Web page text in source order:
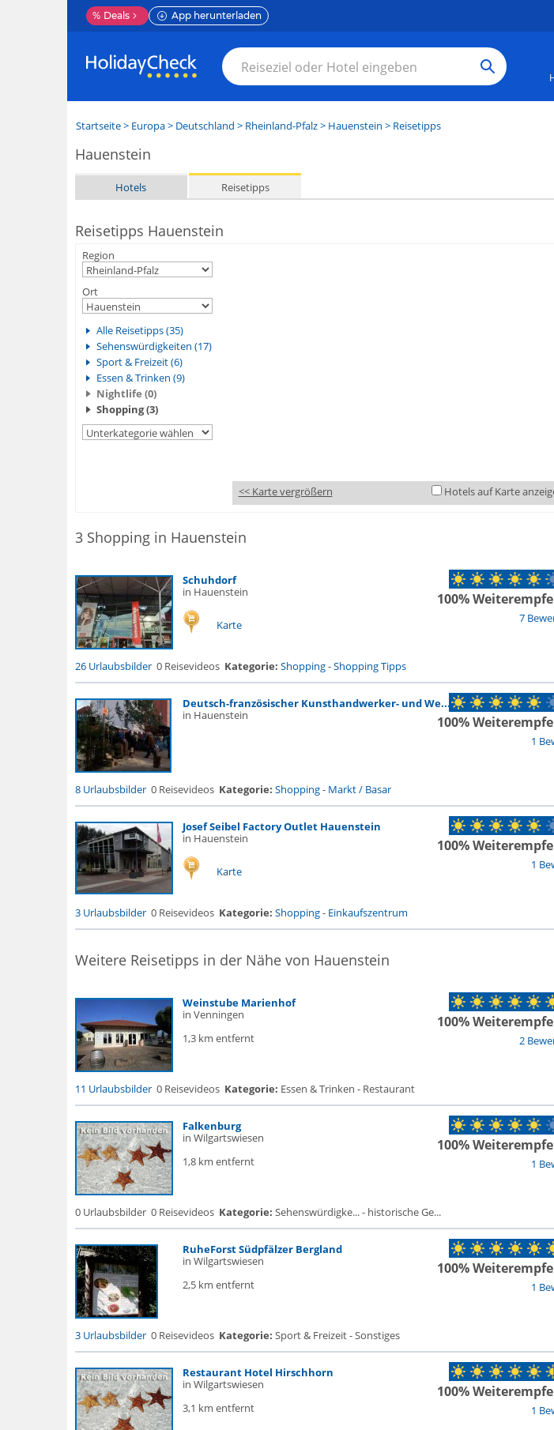
% Deals App herunterladen
Startseite> Europa> Deutschland > Rheinland-Pfalz> Hauenstein > Reisetipps
Hauenstein
Hotels Reisetipps
Reisetipps Hauenstein
Region
Ort
Alle Reisetipps (35)
Sehenswürdigkeiten (17)
Sport & Freizeit (6)
Essen & Trinken (9)
Nightlife (0)
Shopping (3)
<< Karte vergrößern Hotels auf Karte
3 Shopping in Hauenstein
Schuhdorf
in Hauenstein
Karte 7
100%
26 Urlaubsbilder 0 Reisevideos Kategorie: Shopping-Shopping Tipps
Deutsch-französischer Kunsthandwerker- und We...
in Hauenstein
1
100%
8 Urlaubsbilder 0 Reisevideos Kategorie: Shopping- Markt / Basar
Josef Seibel Factory Outlet Hauenstein
in Hauenstein
Karte 1
100%
3 Urlaubsbilder 0 Reisevideos Kategorie: Shopping- Einkaufszentrum
Weitere Reisetipps in der Nähe von Hauenstein
Weinstube Marienhof
in Venningen
1,3 km entfernt
2
100%
11 Urlaubsbilder 0 Reisevideos Kategorie: Essen & Trinken - Restaurant
Falkenburg
in Wilgartswiesen
1,8 km entfernt
1
100%
0 Urlaubsbilder 0 Reisevideos Kategorie: Sehenswürdigke... - historische Ge...
RuheForst Südpfälzer Bergland
in Wilgartswiesen
2,5 km entfernt
1
100%
3 Urlaubsbilder 0 Reisevideos Kategorie: Sport & Freizeit - Sonstiges
Restaurant Hotel Hirschhorn
in Wilgartswiesen
3,1 km entfernt
1
100%